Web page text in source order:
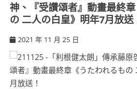
神、『受讚頌者』動畫最終
の 二人の白皇》明年7月放送
2021 年 11 月 25 日